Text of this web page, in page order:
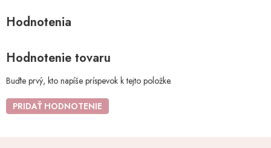
Hodnotenie tovaru
Buďte prvý, kto napíše príspevok k tejto položke.
PRIDAŤ HODNOTENIE